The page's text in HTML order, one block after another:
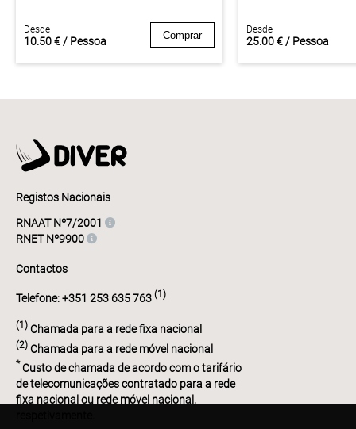
Desde
10.50 € / Pessoa Comprar Desde
25.00 € / Pessoa
Registos Nacionais
RNAAT Nº7/2001
RNET Nº9900
Contactos
Telefone: +351 253 635 763 (1)
(1) Chamada para a rede fixa nacional
(2) Chamada para a rede móvel nacional
* Custo de chamada de acordo com o tarifário
de telecomunicações contratado para a rede
fixa nacional ou rede móvel nacional,